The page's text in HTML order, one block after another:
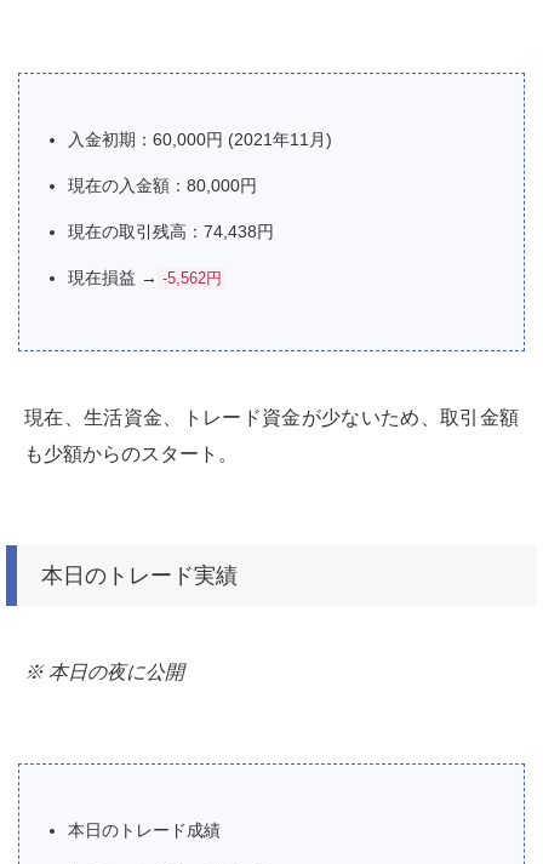
入金初期：60,000円 (2021年11月)
現在の入金額：80,000円
現在の取引残高：74,438円
現在損益 → -5,562円
現在、生活資金、トレード資金が少ないため、取引金額
も少額からのスタート。
本日のトレード実績
※ 本日の夜に公開
本日のトレード成績